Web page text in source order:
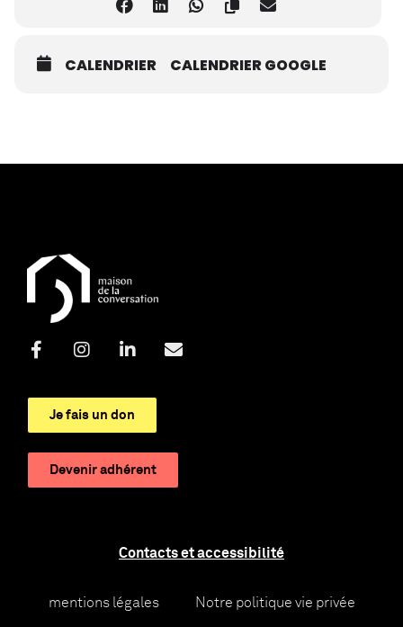
CALENDRIER CALENDRIER GOOGLE
Je fais un don
Devenir adhérent
Contacts et accessibilité
mentions légales Notre politique vie privée